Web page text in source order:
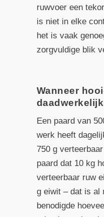
ruwvoer een
is niet in elke
het is vaak
zorgvuldige blik
Wanneer
Een paard van
werk heeft
750 g
paard dat 10 kg
verteerbaar ruw
g eiwit – dat is al
benodigde